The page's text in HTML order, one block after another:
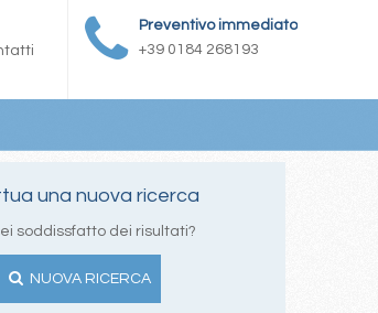
Preventivo immediato
+39 0184 268193
una nuova ricerca
soddissfatto dei risultati?
NUOVA RICERCA